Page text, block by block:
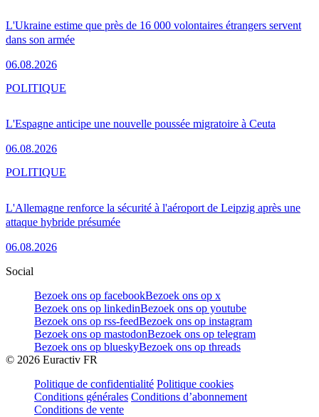
L'Ukraine estime que près de 16 000 volontaires étrangers servent
dans son armée
06.08.2026
L'Espagne anticipe une nouvelle poussée migratoire à Ceuta
06.08.2026
POLITIQUE
L'Allemagne renforce la sécurité à l'aéroport de Leipzig après une
attaque hybride présumée
06.08.2026
POLITIQUE
Social
Bezoek ons op facebookBezoek ons op x
Bezoek ons op linkedinBezoek ons op youtube
Bezoek ons op rss-feedBezoek ons op instagram
Bezoek ons op mastodonBezoek ons op telegram
Bezoek ons op blueskyBezoek ons op threads
© 2026 Euractiv FR
Politique de confidentialité Politique cookies
Conditions générales Conditions d’abonnement
Conditions de vente